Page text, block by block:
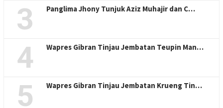
3 Panglima Jhony Tunjuk Aziz Muhajir dan C…
4 Wapres Gibran Tinjau Jembatan Teupin Man…
5 Wapres Gibran Tinjau Jembatan Krueng Tin…